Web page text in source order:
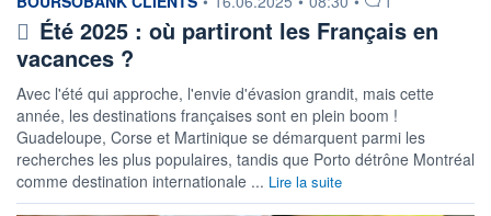
Été 2025 : où partiront les Français en
vacances ?
Avec l'été qui approche, l'envie d'évasion grandit, mais cette
année, les destinations françaises sont en plein boom !
Guadeloupe, Corse et Martinique se démarquent parmi les
recherches les plus populaires, tandis que Porto détrône Montréal
comme destination internationale ... Lire la suite